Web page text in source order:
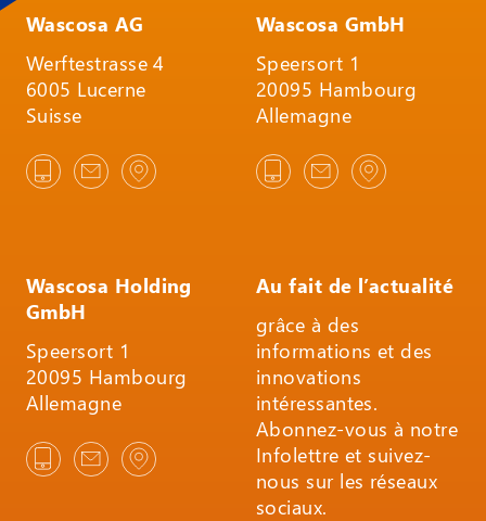
Wascosa AG
Werftestrasse 4
6005 Lucerne
Suisse
Wascosa GmbH
Speersort 1
20095 Hambourg
Allemagne
Wascosa Holding
GmbH
Speersort 1
20095 Hambourg
Allemagne
Au fait de l’actualité
grâce à des
informations et des
innovations
intéressantes.
Abonnez-vous à notre
Infolettre et suivez-
nous sur les réseaux
sociaux.